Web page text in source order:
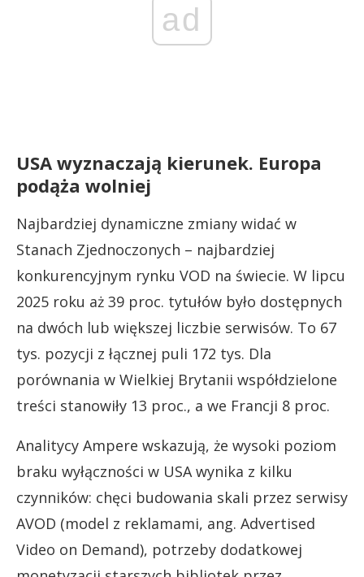
ad
USA wyznaczają kierunek. Europa
podąża wolniej
Najbardziej dynamiczne zmiany widać w
Stanach Zjednoczonych – najbardziej
konkurencyjnym rynku VOD na świecie. W lipcu
2025 roku aż 39 proc. tytułów było dostępnych
na dwóch lub większej liczbie serwisów. To 67
tys. pozycji z łącznej puli 172 tys. Dla
porównania w Wielkiej Brytanii współdzielone
treści stanowiły 13 proc., a we Francji 8 proc.
Analitycy Ampere wskazują, że wysoki poziom
braku wyłączności w USA wynika z kilku
czynników: chęci budowania skali przez serwisy
AVOD (model z reklamami, ang. Advertised
Video on Demand), potrzeby dodatkowej